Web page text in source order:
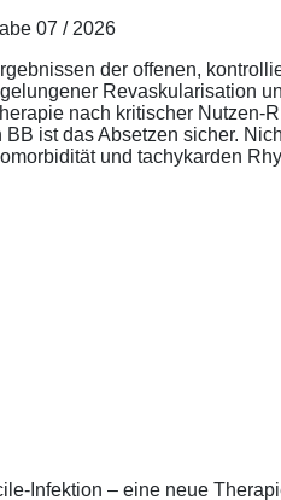
07 / 2026
der offenen,
Revaskularisation
nach kritischer Nutzen-
BB ist das Absetzen sicher.
und tachykarden